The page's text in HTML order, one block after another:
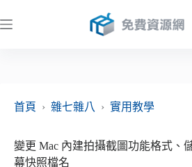
至
首頁
› 雜七雜八 › 實用教學
變更 Mac 內建拍攝截圖功能格式、
幕快照檔名